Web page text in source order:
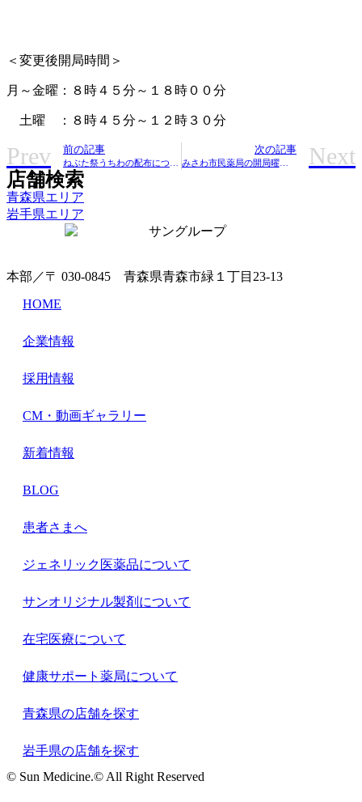
＜変更後開局時間＞
月～金曜：８時４５分～１８時００分
土曜 ：８時４５分～１２時３０分
Prev 前の記事 次の記事
みさわ市民薬局の開局曜日変更のお知らせ Next
店舗検索
青森県エリア
岩手県エリア
本部／〒 030-0845 青森県青森市緑１丁目23-13
HOME
企業情報
採用情報
CM・動画ギャラリー
新着情報
BLOG
患者さまへ
ジェネリック医薬品について
サンオリジナル製剤について
在宅医療について
健康サポート薬局について
青森県の店舗を探す
岩手県の店舗を探す
© Sun Medicine.© All Right Reserved